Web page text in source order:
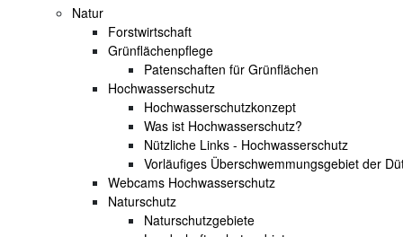
Natur
Forstwirtschaft
Grünflächenpflege
Patenschaften für Grünflächen
Hochwasserschutz
Hochwasserschutzkonzept
Was ist Hochwasserschutz?
Nützliche Links - Hochwasserschutz
Vorläufiges Überschwemmungsgebiet der
Webcams Hochwasserschutz
Naturschutz
Naturschutzgebiete